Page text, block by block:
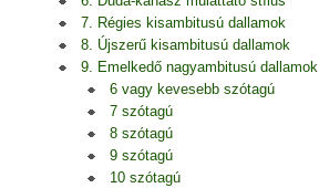
7. Régies kisambitusú dallamok
8. Újszerű kisambitusú dallamok
9. Emelkedő nagyambitusú dallamok
6 vagy kevesebb szótagú
7 szótagú
8 szótagú
9 szótagú
10 szótagú